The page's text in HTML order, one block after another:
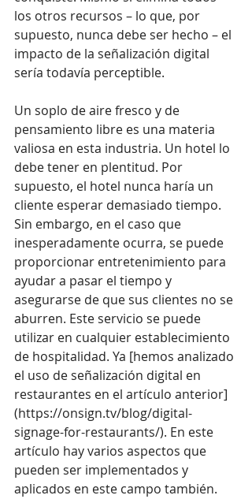
los otros recursos – lo que, por
supuesto, nunca debe ser hecho – el
impacto de la señalización digital
sería todavía perceptible.
Un soplo de aire fresco y de
pensamiento libre es una materia
valiosa en esta industria. Un hotel lo
debe tener en plentitud. Por
supuesto, el hotel nunca haría un
cliente esperar demasiado tiempo.
Sin embargo, en el caso que
inesperadamente ocurra, se puede
proporcionar entretenimiento para
ayudar a pasar el tiempo y
asegurarse de que sus clientes no se
aburren. Este servicio se puede
utilizar en cualquier establecimiento
de hospitalidad. Ya [hemos analizado
el uso de señalización digital en
restaurantes en el artículo anterior]
(https://onsign.tv/blog/digital-
signage-for-restaurants/). En este
artículo hay varios aspectos que
pueden ser implementados y
aplicados en este campo también.